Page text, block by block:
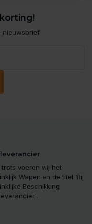
nieuwsbrief
trots voeren wij het
Wapen en de titel ‘Bij
Beschikking